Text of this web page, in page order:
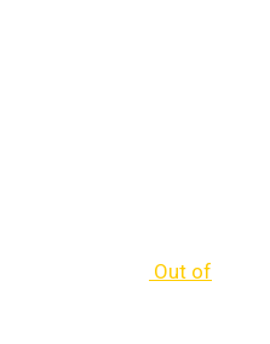
Out of